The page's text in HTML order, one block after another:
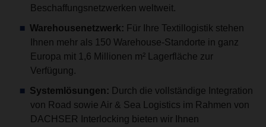
Beschaffungsnetzwerken weltweit.
Warehousenetzwerk: Für Ihre Textillogistik stehen
Ihnen mehr als 150 Warehouse-Standorte in ganz
Europa mit 1,6 Millionen m² Lagerfläche zur
Verfügung.
Systemlösungen: Durch die vollständige Integration
von Road sowie Air & Sea Logistics im Rahmen von
DACHSER Interlocking bieten wir Ihnen